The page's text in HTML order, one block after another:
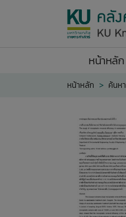
หน้าหลัก
หน้าหลัก ค้นหา